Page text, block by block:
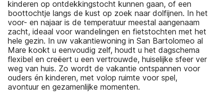
kinderen op ontdekkingstocht kunnen gaan, of een
boottochtje langs de kust op zoek naar dolfijnen. In het
voor- en najaar is de temperatuur meestal aangenaam
zacht, ideaal voor wandelingen en fietstochten met het
hele gezin. In uw vakantiewoning in San Bartolomeo al
Mare kookt u eenvoudig zelf, houdt u het dagschema
flexibel en creëert u een vertrouwde, huiselijke sfeer ver
weg van huis. Zo wordt de vakantie ontspannen voor
ouders én kinderen, met volop ruimte voor spel,
avontuur en gezamenlijke momenten.